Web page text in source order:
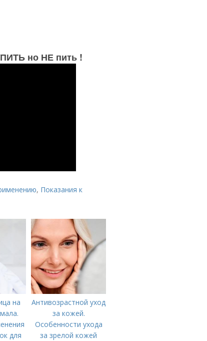
но НЕ пить !
, Показания к
на
для
Антивозрастной уход
за кожей.
Особенности ухода
за зрелой кожей